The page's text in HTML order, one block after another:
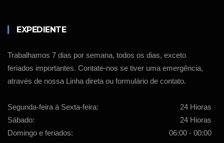
EXPEDIENTE
Trabalhamos 7 dias por semana, todos os dias, exceto
feriados importantes. Contate-nos se tiver uma emergência,
através de nossa Linha direta ou formulário de contato.
Segunda-feira á Sexta-feira:
24 Hioras
Sábado:
24 Hioras
Domingo e feriados:
06:00 - 00:00